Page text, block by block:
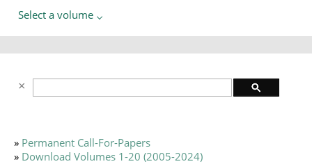
Select a volume
» Permanent Call-For-Papers
» Download Volumes 1-20 (2005-2024)